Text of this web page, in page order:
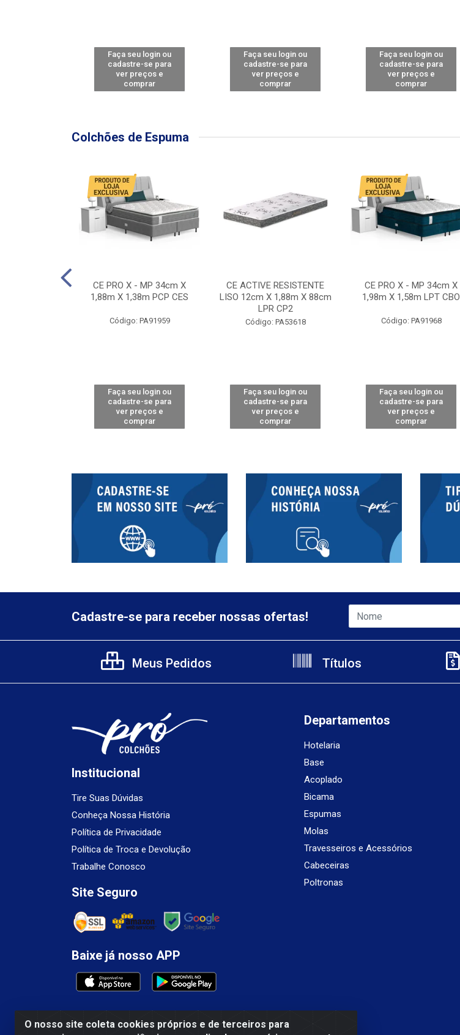
Faça seu login ou
cadastre-se para
ver preços e
comprar
Faça seu login ou
cadastre-se para
ver preços e
comprar
Faça seu login ou
cadastre-se para
ver preços e
comprar
Colchões de Espuma
CE PRO X - MP 34cm X
1,88m X 1,38m PCP CES
Código: PA91959
Faça seu login ou
cadastre-se para
ver preços e
comprar
CE ACTIVE RESISTENTE
LISO 12cm X 1,88m X 88cm
LPR CP2
Código: PA53618
Faça seu login ou
cadastre-se para
ver preços e
comprar
CE PRO X - MP 34cm X
1,98m X 1,58m LPT CBO
Código: PA91968
Faça seu login ou
cadastre-se para
ver preços e
comprar
O nosso site coleta cookies próprios e de terceiros para
Cadastre-se para receber nossas ofertas!
Meus Pedidos Títulos
Institucional
Tire Suas Dúvidas
Conheça Nossa História
Política de Privacidade
Política de Troca e Devolução
Trabalhe Conosco
Site Seguro
Baixe já nosso APP
Departamentos
Hotelaria
Base
Acoplado
Bicama
Espumas
Molas
Travesseiros e Acessórios
Cabeceiras
Poltronas